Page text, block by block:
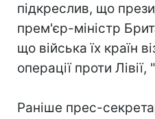
підкреслив, що
прем'єр-міністр
що війська їх країн
операції проти
Раніше прес-